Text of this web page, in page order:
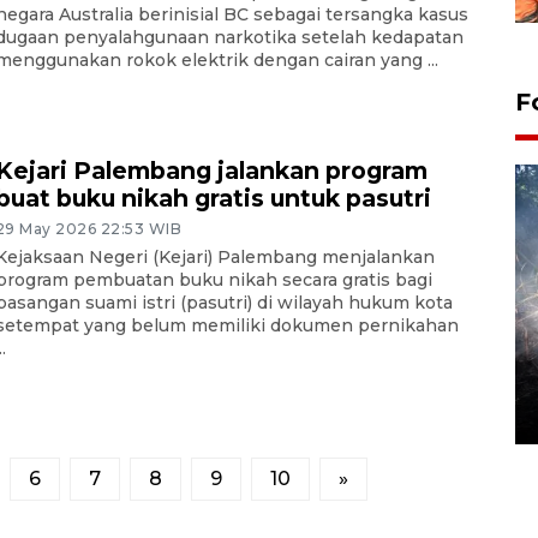
Australia berinisial BC sebagai tersangka kasus
penyalahgunaan narkotika setelah kedapatan
rokok elektrik dengan cairan yang ...
Palembang jalankan program
buku nikah gratis untuk pasutri
May 2026 22:53 WIB
Negeri (Kejari) Palembang menjalankan
pembuatan buku nikah secara gratis bagi
suami istri (pasutri) di wilayah hukum kota
yang belum memiliki dokumen pernikahan
6 7 8 9 10 »